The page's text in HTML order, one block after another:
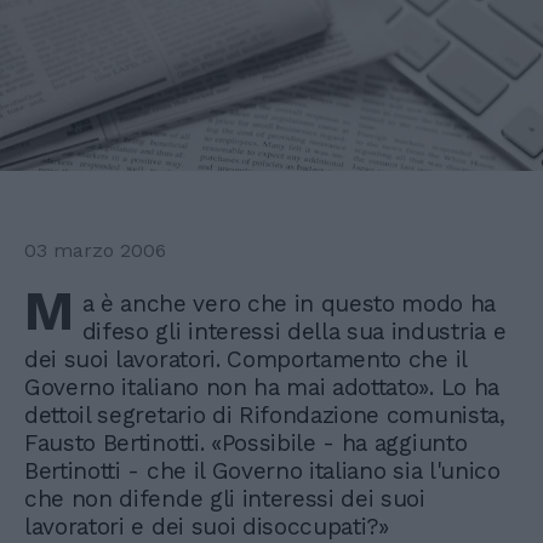
03 marzo 2006
M a è anche vero che in questo modo ha
difeso gli interessi della sua industria e
dei suoi lavoratori. Comportamento che il
Governo italiano non ha mai adottato». Lo ha
dettoil segretario di Rifondazione comunista,
Fausto Bertinotti. «Possibile - ha aggiunto
Bertinotti - che il Governo italiano sia l'unico
che non difende gli interessi dei suoi
lavoratori e dei suoi disoccupati?»